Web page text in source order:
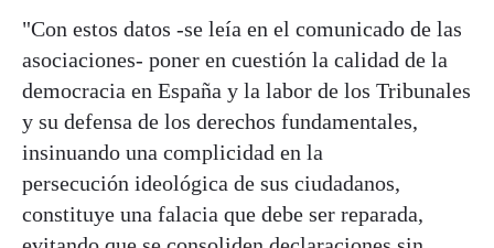
"Con estos datos -se leía en el comunicado de las
asociaciones- poner en cuestión la calidad de la
democracia en España y la labor de los Tribunales
y su defensa de los derechos fundamentales,
insinuando una complicidad en la
persecución ideológica de sus ciudadanos,
constituye una falacia que debe ser reparada,